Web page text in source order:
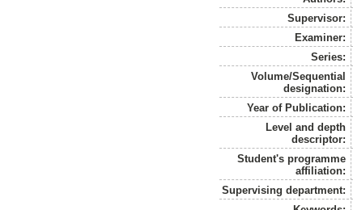
Supervisor:
Examiner:
Series:
Volume/Sequential
designation:
Year of Publication:
Level and depth
descriptor:
Student's programme
affiliation:
Supervising department: